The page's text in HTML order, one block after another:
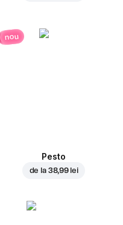
nou
Pesto
de la 38,99 lei